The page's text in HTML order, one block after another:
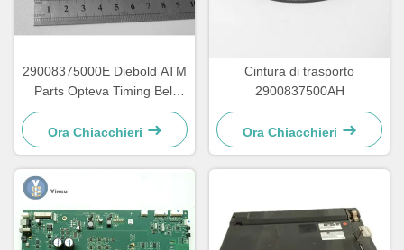
29008375000E Diebold ATM
Parts Opteva Timing Belt
cintura di trasporto 67T
Ora Chiacchieri
Cintura di trasporto
2900837500AH
Ora Chiacchieri